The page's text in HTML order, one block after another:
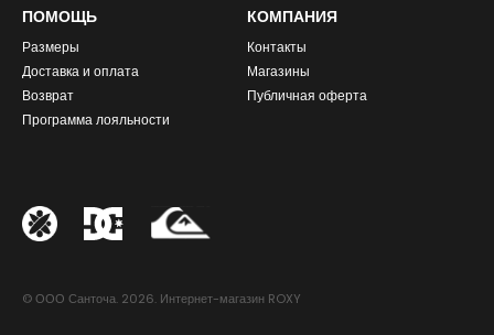
ПОМОЩЬ
Размеры
Доставка и оплата
Возврат
Программа лояльности
КОМПАНИЯ
Контакты
Магазины
Публичная оферта
© ООО Санточа. 2026. Интернет-магазин ROXY